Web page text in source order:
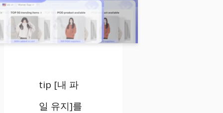
tip [내 파
일 유지]를